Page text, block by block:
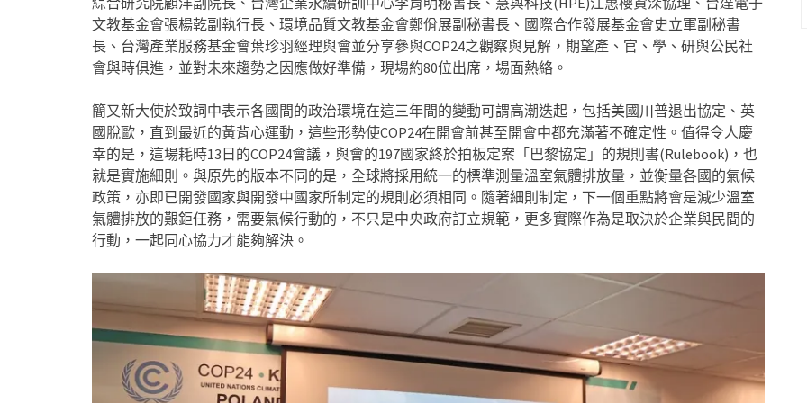
文教基金會張楊乾副執行長、環境品質文教基金會鄭佾展副秘書長、國際合作發展基金會史立軍副秘書
長、台灣產業服務基金會葉珍羽經理與會並分享參與COP24之觀察與見解，期望產、官、學、研與公民社
會與時俱進，並對未來趨勢之因應做好準備，現場約80位出席，場面熱絡。
簡又新大使於致詞中表示各國間的政治環境在這三年間的變動可謂高潮迭起，包括美國川普退出協定、英
國脫歐，直到最近的黃背心運動，這些形勢使COP24在開會前甚至開會中都充滿著不確定性。值得令人慶
幸的是，這場耗時13日的COP24會議，與會的197國家終於拍板定案「巴黎協定」的規則書(Rulebook)，也
就是實施細則。與原先的版本不同的是，全球將採用統一的標準測量溫室氣體排放量，並衡量各國的氣候
政策，亦即已開發國家與開發中國家所制定的規則必須相同。隨著細則制定，下一個重點將會是減少溫室
氣體排放的艱鉅任務，需要氣候行動的，不只是中央政府訂立規範，更多實際作為是取決於企業與民間的
行動，一起同心協力才能夠解決。